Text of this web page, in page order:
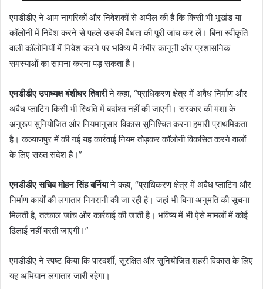
एमडीडीए ने आम नागरिकों और निवेशकों से अपील की है कि किसी भी भूखंड या
कॉलोनी में निवेश करने से पहले उसकी वैधता की पूरी जांच कर लें। बिना स्वीकृति
वाली कॉलोनियों में निवेश करने पर भविष्य में गंभीर कानूनी और प्रशासनिक
समस्याओं का सामना करना पड़ सकता है।
एमडीडीए उपाध्यक्ष बंशीधर तिवारीने कहा, “प्राधिकरण क्षेत्र में अवैध निर्माण और
अवैध प्लाटिंग किसी भी स्थिति में बर्दाश्त नहीं की जाएगी। सरकार की मंशा के
अनुरूप सुनियोजित और नियमानुसार विकास सुनिश्चित करना हमारी प्राथमिकता
है। कल्याणपुर में की गई यह कार्रवाई नियम तोड़कर कॉलोनी विकसित करने वालों
के लिए सख्त संदेश है।”
एमडीडीए सचिव मोहन सिंह बर्नियाने कहा, “प्राधिकरण क्षेत्र में अवैध प्लाटिंग और
निर्माण कार्यों की लगातार निगरानी की जा रही है। जहां भी बिना अनुमति की सूचना
मिलती है, तत्काल जांच और कार्रवाई की जाती है। भविष्य में भी ऐसे मामलों में कोई
ढिलाई नहीं बरती जाएगी।”
एमडीडीए ने स्पष्ट किया कि पारदर्शी, सुरक्षित और सुनियोजित शहरी विकास के लिए
यह अभियान लगातार जारी रहेगा।